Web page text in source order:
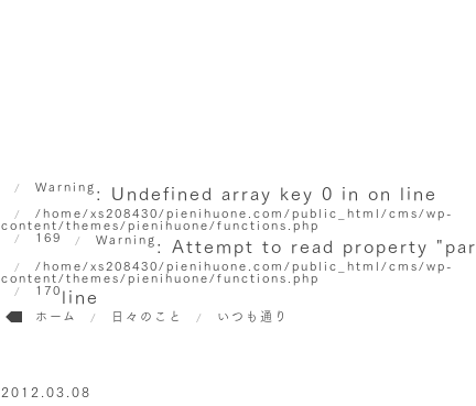
Warning : Undefined array key 0 in
/home/xs208430/pienihuone.com/public_html/cms/wp-
content/themes/pienihuone/functions.php
on line
169 Warning : Attempt to read property
/home/xs208430/pienihuone.com/public_html/cms/wp-
content/themes/pienihuone/functions.php
line
170
ホーム 日々のこと いつも通り
2012.03.08